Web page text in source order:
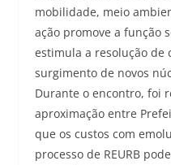
mobilidade, meio
ação promove a função
estimula a resolução de
surgimento de novos
Durante o encontro, foi
aproximação entre
que os custos com
processo de REURB